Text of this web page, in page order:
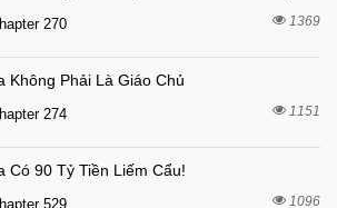
2 tháng trước
2 tháng trước
270 1369
Không Phải Là Giáo Chủ
274 1151
Có 90 Tỷ Tiền Liếm Cẩu!
529 1096